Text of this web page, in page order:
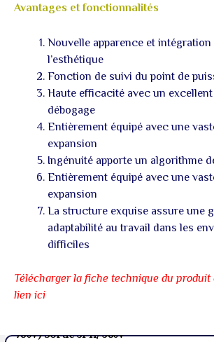
Avantages et fonctionnalités
Nouvelle apparence et
l’esthétique
Fonction de suivi du point de
Haute efficacité avec un
débogage
Entièrement équipé avec une
expansion
Ingénuité apporte un algorithme
Entièrement équipé avec une
expansion
La structure exquise assure une
adaptabilité au travail dans les
difficiles
Télécharger la fiche technique du
lien ici
780V) Sortie 3PH/ 380V